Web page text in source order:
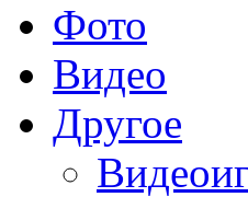
Фото
Видео
Другое